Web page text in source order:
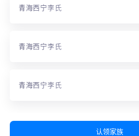
青海西宁李氏
青海西宁李氏
青海西宁李氏
认领家族